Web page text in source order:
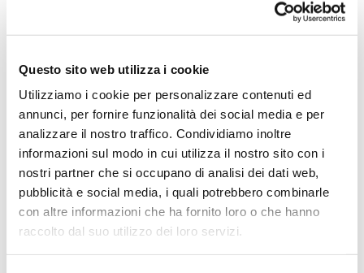
Questo sito web utilizza i cookie
Utilizziamo i cookie per personalizzare contenuti ed
annunci, per fornire funzionalità dei social media e per
analizzare il nostro traffico. Condividiamo inoltre
informazioni sul modo in cui utilizza il nostro sito con i
nostri partner che si occupano di analisi dei dati web,
pubblicità e social media, i quali potrebbero combinarle
con altre informazioni che ha fornito loro o che hanno
raccolto dal suo utilizzo dei loro servizi.
barca, oppure in bici o a piedi,
seguendone le anse e fermandovi
Particolarmente apprezzato
dagli amanti della fotografia, del
birdwatching o semplicemente
del silenzio, il Delta del Po è
un’idea insolita anche per un
weekend alternativoal mare (e
regala tramonti da togliere il